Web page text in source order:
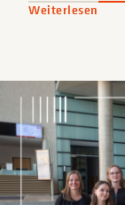
Weiterlesen